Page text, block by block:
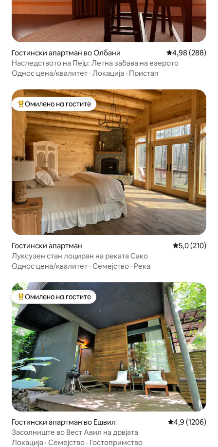
Гостински апартман во Олбани Просечна
4,98 (288)
Наследството на Пејџ: Летна забава на езерото
Однос цена/квалитет · Локација · Пристап
Меѓу најуспешните „Омилени на гостите“
Омилено на гостите
Гостински апартман Просечна
5,0 (210)
Луксузен стан лоциран на реката Сако
Однос цена/квалитет · Семејство · Река
Меѓу најуспешните „Омилени на гостите“
Омилено на гостите
Гостински апартман во Ешвил Просечна
4,9 (1206)
Засолниште во Вест Авил на дрвјата
Локација · Семејство · Гостопримство